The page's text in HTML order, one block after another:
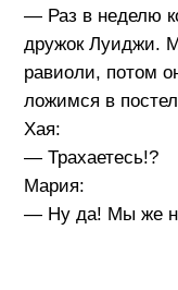
— Раз в неделю
дружок Луиджи.
равиоли, потом
ложимся в
Хая:
— Трахаетесь!?
Мария:
— Ну да! Мы же